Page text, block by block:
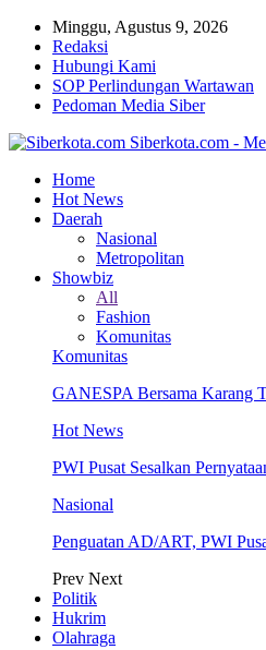
Minggu, Agustus 9, 2026
Redaksi
Hubungi Kami
SOP Perlindungan Wartawan
Pedoman Media Siber
Siberkota.com -
Home
Hot News
Daerah
Nasional
Metropolitan
Showbiz
All
Fashion
Komunitas
Komunitas
GANESPA Bersama Karang
Hot News
PWI Pusat Sesalkan
Nasional
Penguatan AD/ART, PWI
Prev Next
Politik
Hukrim
Olahraga